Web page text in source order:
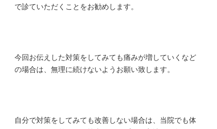
で診ていただくことをお勧めします。
今回お伝えした対策をしてみても痛みが増していくなど
の場合は、無理に続けないようお願い致します。
自分で対策をしてみても改善しない場合は、当院でも体